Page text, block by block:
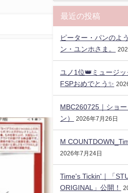
最近の投稿
ピーター・パンのよ
ン・ユンホさま。
ユノ1位👑ミュージ
FSPおめでとう✨️
MBC260725｜ショ
ン）
2026年7月26日
M
2026年7月24日
Time's Tickin'｜「
ORIGINAL」公開！